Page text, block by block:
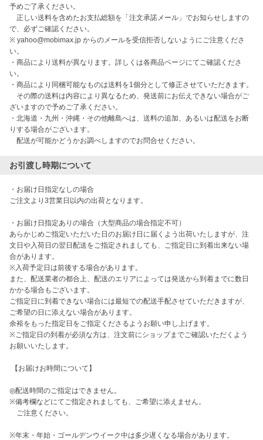
予めご了承ください。
正しい送料を含めたお支払総額を「注文承諾メール」でお知らせしますの
で、必ずご確認ください。
※ yahoo@mobimax.jp からのメールを受信拒否しないようにご注意くださ
い。
・商品により送料が異なります。詳しくは各商品ページにてご確認くださ
い。
・商品により同梱可能なものは送料を1個分として修正させていただきます。
その際の送料は内容により異なるため、発送前にお伝えできない場合がご
ざいますので予めご了承ください。
・北海道・九州・沖縄・その他離島へは、送料の追加、あるいは配送をお断
りする場合がございます。
配送が可能かどうかお調べしますのでお問合せください。
お引渡し時期について
・お届け日指定なしの場合
ご注文より3営業日以内の出荷となります。
・お届け日指定ありの場合（大型商品の場合指定不可）
あらかじめご指定いただいた日のお届け日に届くよう出荷いたしますが、注
文日や入荷日の翌日配送をご指定されましても、ご指定日に到着出来ない場
合があります。
※入荷予定日は前後する場合があります。
また、配送業者の都合上、配送のエリアによっては発送から到着までに数日
かかる場合もございます。
ご指定日に到着できない場合には最短での配送手配させていただきますが、
ご希望の日に添えない場合があります。
余裕をもった指定日をご指定くださるようお願い申し上げます。
※ご指定日の到着が必須な方は、注文前にショップまでご確認いただくよう
お願いいたします。
◎配送時間のご指定はできません。
※備考欄などにてご指定されましても、ご希望に添えません。
ご注意ください。
※年末・年始・ゴールデンウイーク中は多少遅くなる場合があります。